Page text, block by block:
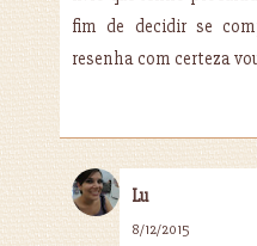
fim de decidir se
resenha com certeza
Lu
8/12/2015